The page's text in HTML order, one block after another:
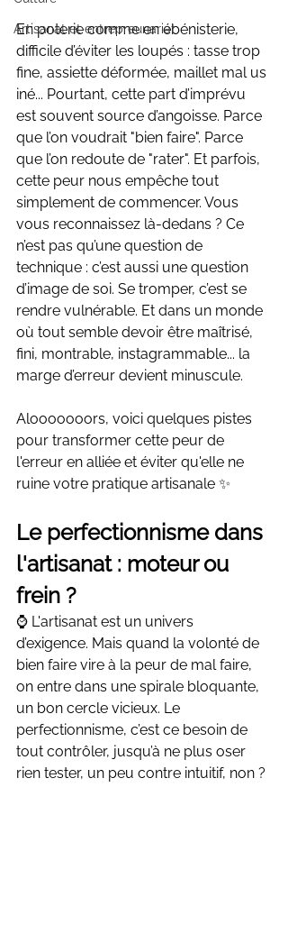
Artisanat et entrepreunariat
En poterie comme en ébénisterie,
difficile d’éviter les loupés : tasse trop
fine, assiette déformée, maillet mal us
iné... Pourtant, cette part d’imprévu
est souvent source d’angoisse. Parce
que l’on voudrait "bien faire". Parce
que l’on redoute de "rater". Et parfois,
cette peur nous empêche tout
simplement de commencer. Vous
vous reconnaissez là-dedans ? Ce
n’est pas qu’une question de
technique : c’est aussi une question
d’image de soi. Se tromper, c’est se
rendre vulnérable. Et dans un monde
où tout semble devoir être maîtrisé,
fini, montrable, instagrammable... la
marge d’erreur devient minuscule.
Alooooooors, voici quelques pistes
pour transformer cette peur de
l'erreur en alliée et éviter qu'elle ne
ruine votre pratique artisanale ✨
Le perfectionnisme dans
l'artisanat : moteur ou
frein ?
⌚ L'artisanat est un univers
d’exigence. Mais quand la volonté de
bien faire vire à la peur de mal faire,
on entre dans une spirale bloquante,
un bon cercle vicieux. Le
perfectionnisme, c’est ce besoin de
tout contrôler, jusqu’à ne plus oser
rien tester, un peu contre intuitif, non ?